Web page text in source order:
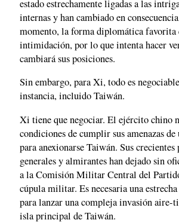
estado estrechamente ligadas a las
internas y han cambiado en
momento, la forma diplomática favorita
intimidación, por lo que intenta hacer
cambiará sus posiciones.
Sin embargo, para Xi, todo es
instancia, incluido Taiwán.
Xi tiene que negociar. El ejército chino
condiciones de cumplir sus amenazas
para anexionarse Taiwán. Sus crecientes
generales y almirantes han dejado sin
a la Comisión Militar Central del
cúpula militar. Es necesaria una
para lanzar una compleja invasión aire-
isla principal de Taiwán.